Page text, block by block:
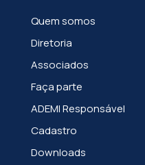
Quem somos
Diretoria
Associados
Faça parte
ADEMI Responsável
Cadastro
Downloads